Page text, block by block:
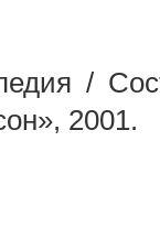
/
2001.